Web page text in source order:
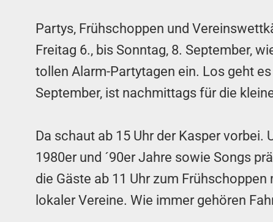
Partys, Frühschoppen und
Freitag 6., bis Sonntag, 8. September,
tollen Alarm-Partytagen ein. Los geht
September, ist nachmittags für die
Da schaut ab 15 Uhr der Kasper
1980er und ´90er Jahre sowie Songs
die Gäste ab 11 Uhr zum
lokaler Vereine. Wie immer gehören